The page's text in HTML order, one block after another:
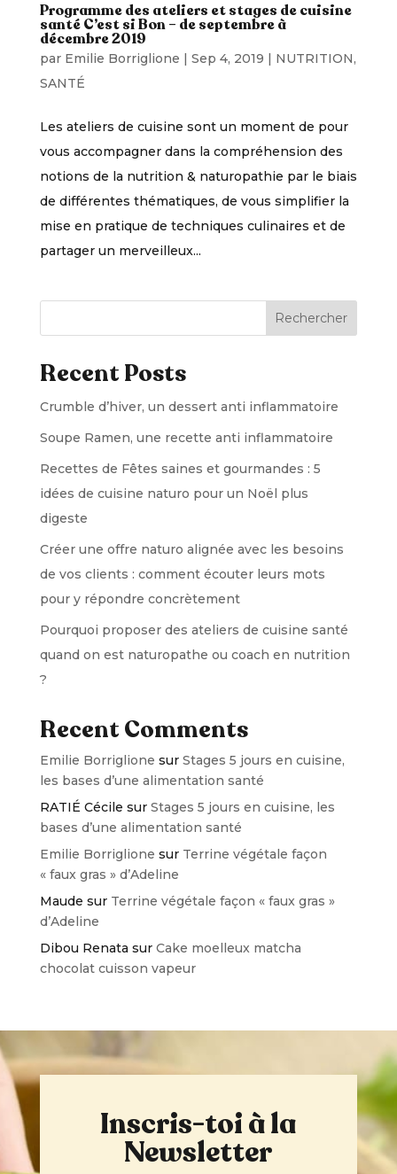
Programme des ateliers et stages de cuisine
santé C’est si Bon – de septembre à
décembre 2019
par Emilie Borriglione Sep 4, 2019 NUTRITION,
SANTÉ
Les ateliers de cuisine sont un moment de pour
vous accompagner dans la compréhension des
notions de la nutrition & naturopathie par le biais
de différentes thématiques, de vous simplifier la
mise en pratique de techniques culinaires et de
partager un merveilleux...
Rechercher
Recent Posts
Crumble d’hiver, un dessert anti inflammatoire
Soupe Ramen, une recette anti inflammatoire
Recettes de Fêtes saines et gourmandes : 5
idées de cuisine naturo pour un Noël plus
digeste
Créer une offre naturo alignée avec les besoins
de vos clients : comment écouter leurs mots
pour y répondre concrètement
Pourquoi proposer des ateliers de cuisine santé
quand on est naturopathe ou coach en nutrition
?
Recent Comments
Emilie Borriglione sur Stages 5 jours en cuisine,
les bases d’une alimentation santé
RATIÉ Cécile sur Stages 5 jours en cuisine, les
bases d’une alimentation santé
Emilie Borriglione sur Terrine végétale façon
« faux gras » d’Adeline
Maude sur Terrine végétale façon « faux gras »
d’Adeline
Dibou Renata sur Cake moelleux matcha
chocolat cuisson vapeur
Inscris-toi à la
Newsletter